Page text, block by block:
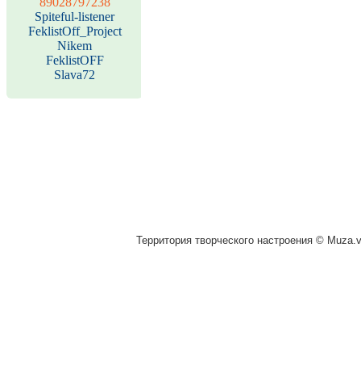
Spiteful-listener
FeklistOff_Project
Nikem
FeklistOFF
Slava72
Территория творческого настроения ©